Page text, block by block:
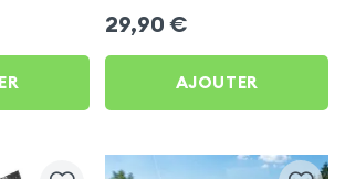
29,90 €
AJOUTER